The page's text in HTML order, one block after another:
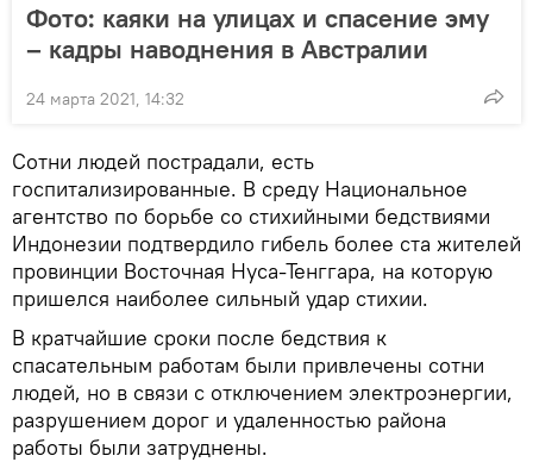
Фото: каяки на улицах и спасение эму
– кадры наводнения в Австралии
24 марта 2021, 14:32
Сотни людей пострадали, есть
госпитализированные. В среду Национальное
агентство по борьбе со стихийными бедствиями
Индонезии подтвердило гибель более ста жителей
провинции Восточная Нуса-Тенггара, на которую
пришелся наиболее сильный удар стихии.
В кратчайшие сроки после бедствия к
спасательным работам были привлечены сотни
людей, но в связи с отключением электроэнергии,
разрушением дорог и удаленностью района
работы были затруднены.